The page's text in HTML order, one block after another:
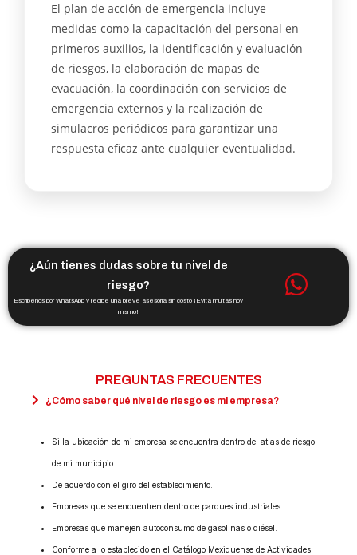
El plan de acción de emergencia incluye
medidas como la capacitación del personal en
primeros auxilios, la identificación y evaluación
de riesgos, la elaboración de mapas de
evacuación, la coordinación con servicios de
emergencia externos y la realización de
simulacros periódicos para garantizar una
respuesta eficaz ante cualquier eventualidad.
¿Aún tienes dudas sobre tu nivel de
riesgo?
Escríbenos por WhatsApp y recibe una breve asesoría sin costo ¡Evita multas hoy
mismo!
PREGUNTAS FRECUENTES
¿Cómo saber qué nivel de riesgo es mi empresa?
Si la ubicación de mi empresa se encuentra dentro del atlas de riesgo
de mi municipio.
De acuerdo con el giro del establecimiento.
Empresas que se encuentren dentro de parques industriales.
Empresas que manejen autoconsumo de gasolinas o diésel.
Conforme a lo establecido en el Catálogo Mexiquense de Actividades